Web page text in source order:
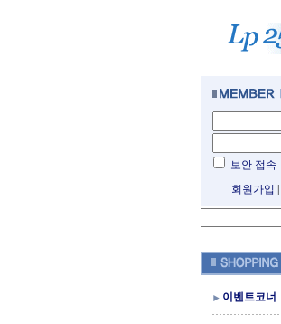
보안 접속
회원가입
이벤트코너